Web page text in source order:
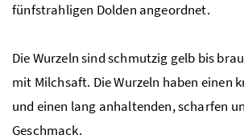
fünfstrahligen Dolden angeordnet.
Die Wurzeln sind schmutzig gelb bis
mit Milchsaft. Die Wurzeln haben einen
und einen lang anhaltenden, scharfen
Geschmack.